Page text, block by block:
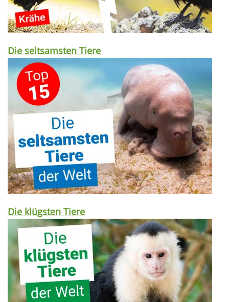
Die seltsamsten Tiere
Die klügsten Tiere